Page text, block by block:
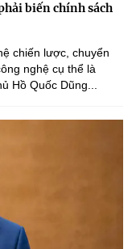
biến chính sách
chiến lược, chuyển
nghệ cụ thể là
Hồ Quốc Dũng...